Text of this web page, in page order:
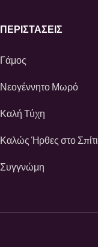
ΠΕΡΙΣΤΆΣΕΙΣ
Γάμος
Νεογέννητο Μωρό
Καλή Τύχη
Καλώς Ήρθες στο Σπίτι
Συγγνώμη